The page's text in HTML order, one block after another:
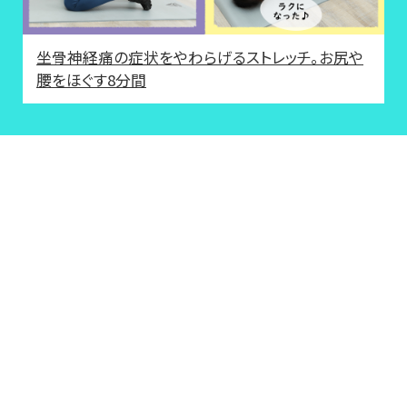
坐骨神経痛の症状をやわらげるストレッチ。お尻や
腰をほぐす8分間